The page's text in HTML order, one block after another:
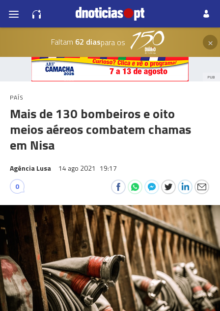
Faltam 62 diaspara os ×
PUB
PAÍS
Mais de 130 bombeiros e oito
meios aéreos combatem chamas
em Nisa
Agência Lusa 14 ago 2021 19:17
0